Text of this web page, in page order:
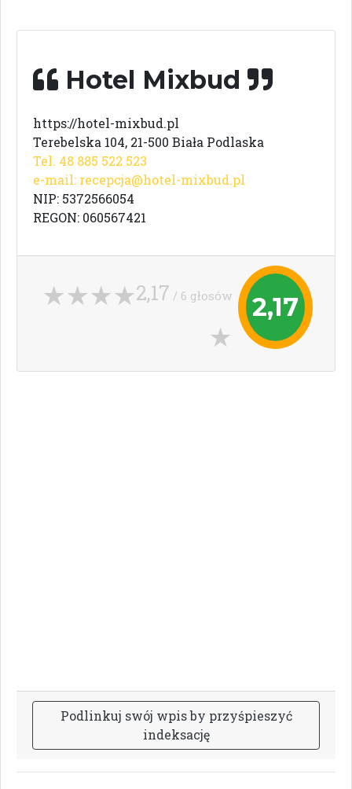
Hotel Mixbud
https://hotel-mixbud.pl
Terebelska 104, 21-500 Biała Podlaska
Tel. 48 885 522 523
e-mail: recepcja@hotel-mixbud.pl
NIP: 5372566054
REGON: 060567421
2,17
2,17 / 6 głosów
Podlinkuj swój wpisby przyśpieszyć
indeksację